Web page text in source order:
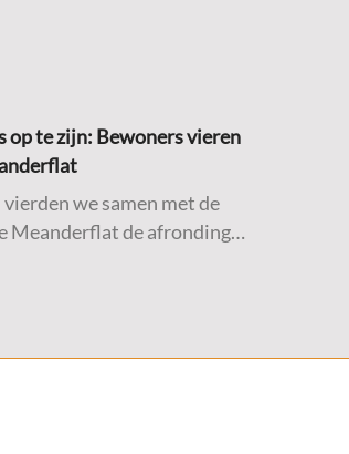
op te zijn: Bewoners vieren
we samen met de
Meanderflat de afronding